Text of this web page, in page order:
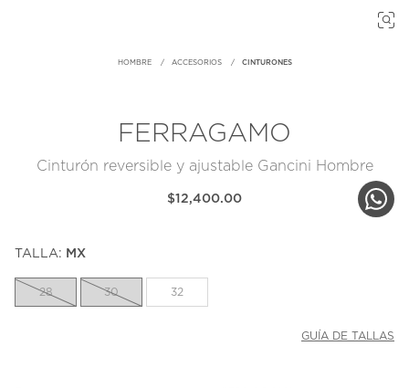
HOMBRE ACCESORIOS CINTURONES
FERRAGAMO
Cinturón reversible y ajustable Gancini Hombre
$12,400.00
TALLA: MX
28 30 32
GUÍA DE TALLAS